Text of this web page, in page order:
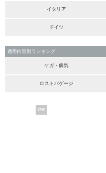
イタリア
ドイツ
適用内容別ランキング
ケガ・病気
ロストバゲージ
PR